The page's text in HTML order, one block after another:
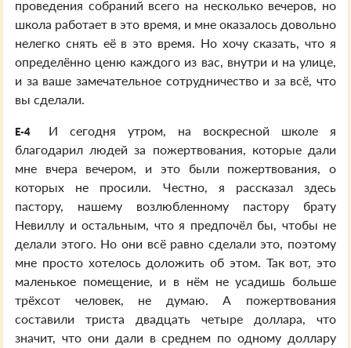
проведения собраний всего на несколько вечеров, но
школа работает в это время, и мне оказалось довольно
нелегко снять её в это время. Но хочу сказать, что я
определённо ценю каждого из вас, внутри и на улице,
и за ваше замечательное сотрудничество и за всё, что
вы сделали.
E-4
И сегодня утром, на воскресной школе я
благодарил людей за пожертвования, которые дали
мне вчера вечером, и это были пожертвования, о
которых не просили. Честно, я рассказал здесь
пастору, нашему возлюбленному пастору брату
Невиллу и остальным, что я предпочёл бы, чтобы не
делали этого. Но они всё равно сделали это, поэтому
мне просто хотелось доложить об этом. Так вот, это
маленькое помещение, и в нём не усадишь больше
трёхсот человек, не думаю. А пожертвования
составили триста двадцать четыре доллара, что
значит, что они дали в среднем по одному доллару